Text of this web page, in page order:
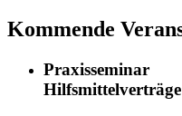
Kommende
Praxisseminar